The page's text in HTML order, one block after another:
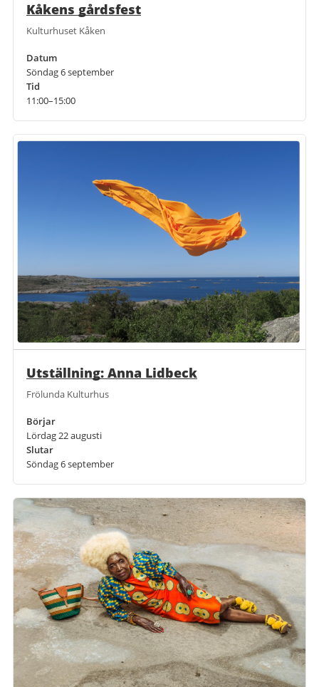
Kåkens gårdsfest
Kulturhuset Kåken
Datum
Söndag 6 september
Tid
11:00–15:00
Utställning: Anna Lidbeck
Frölunda Kulturhus
Börjar
Lördag 22 augusti
Slutar
Söndag 6 september